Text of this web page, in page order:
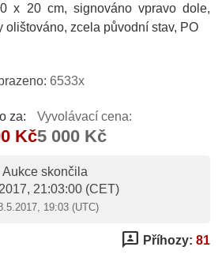
x 20 cm, signováno vpravo dole,
olištováno, zcela původní stav, PO
6533x
za:
Kč
Vyvolávací cena:
5 000 Kč
Aukce skončila
21:03:00 (CET)
19:03 (UTC)
3p Příhozy: 81